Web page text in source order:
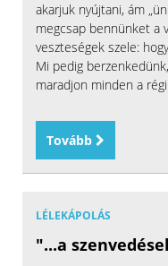
akarjuk nyújtani, ám
megcsap bennünket a
veszteségek szele:
Mi pedig
maradjon minden a
Tovább
LÉLEKÁPOLÁS
"...a